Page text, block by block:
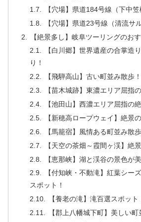
【穴場】県道184号線（下中笠
【穴場】県道23号線（清流サ
【絶景多し】岐阜ツーリングのお
【白川郷】世界遺産の合掌造
り！
【飛騨高山】古い町並み散歩
【苗木城跡】東濃エリア屈指
【池田山】西濃エリア屈指の
【新穂高ロープウェイ】絶景
【馬籠宿】風情ある町並み散
【天空の茶畑～霞間ヶ渓】絶
【恵那峡】湖と渓谷の景色が
【付知峡・不動滝】紅葉シー
スポット！
【養老の滝】滝百選スポット
【郡上八幡城下町】美しい町